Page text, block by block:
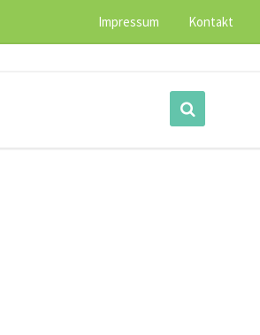
Impressum Kontakt